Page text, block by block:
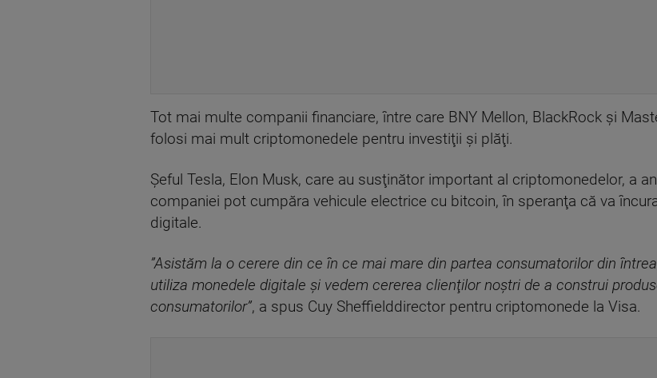
Tot mai multe companii financiare, între care BNY Mellon, BlackRock şi
folosi mai mult criptomonedele pentru investiţii şi plăţi.
Şeful Tesla, Elon Musk, care au susţinător important al criptomonedelor, a
companiei pot cumpăra vehicule electrice cu bitcoin, în speranţa că va
digitale.
”Asistăm la o cerere din ce în ce mai mare din partea consumatorilor din
utiliza monedele digitale şi vedem cererea clienţilor noştri de a construi
consumatorilor”, a spus Cuy Sheffielddirector pentru criptomonede la Visa.